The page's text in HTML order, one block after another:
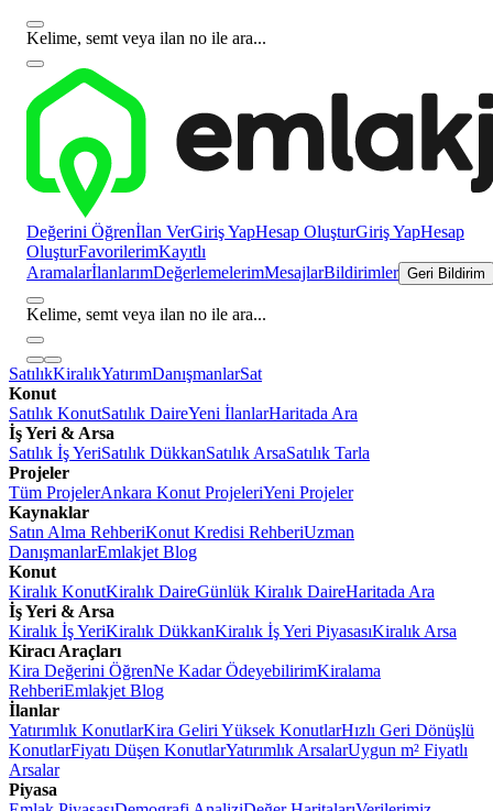
Kelime, semt veya ilan no ile ara...
Değerini Öğrenİlan VerGiriş YapHesap OluşturGiriş YapHesap
OluşturFavorilerimKayıtlı
AramalarİlanlarımDeğerlemelerimMesajlarBildirimler Geri Bildirim
Kelime, semt veya ilan no ile ara...
SatılıkKiralıkYatırımDanışmanlarSat
Konut
Satılık KonutSatılık DaireYeni İlanlarHaritada Ara
İş Yeri & Arsa
Satılık İş YeriSatılık DükkanSatılık ArsaSatılık Tarla
Projeler
Tüm ProjelerAnkara Konut ProjeleriYeni Projeler
Kaynaklar
Satın Alma RehberiKonut Kredisi RehberiUzman
DanışmanlarEmlakjet Blog
Konut
Kiralık KonutKiralık DaireGünlük Kiralık DaireHaritada Ara
İş Yeri & Arsa
Kiralık İş YeriKiralık DükkanKiralık İş Yeri PiyasasıKiralık Arsa
Kiracı Araçları
Kira Değerini ÖğrenNe Kadar ÖdeyebilirimKiralama
RehberiEmlakjet Blog
İlanlar
Yatırımlık KonutlarKira Geliri Yüksek KonutlarHızlı Geri Dönüşlü
KonutlarFiyatı Düşen KonutlarYatırımlık ArsalarUygun m² Fiyatlı
Arsalar
Piyasa